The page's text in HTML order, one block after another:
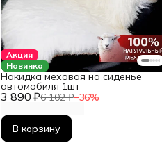
Акция
Новинка
3 890 ₽6 102 ₽−36%
Накидка меховая на сиденье
автомобиля 1шт
В корзину